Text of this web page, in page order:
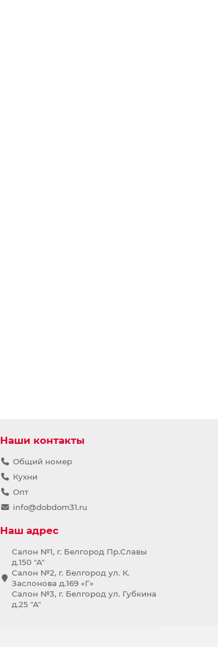
Наши контакты
Общий номер
Кухни
Опт
info@dobdom31.ru
Наш адрес
Салон №1, г. Белгород Пр.Славы
д.150 "А"
Салон №2, г. Белгород ул. К.
Заслонова д.169 «Г»
Салон №3, г. Белгород ул. Губкина
д.25 "А"